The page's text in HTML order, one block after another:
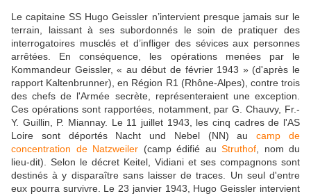
Le capitaine SS Hugo Geissler n’intervient presque jamais sur le
terrain, laissant à ses subordonnés le soin de pratiquer des
interrogatoires musclés et d’infliger des sévices aux personnes
arrêtées. En conséquence, les opérations menées par le
Kommandeur Geissler, « au début de février 1943 » (d'après le
rapport Kaltenbrunner), en Région R1 (Rhône-Alpes), contre trois
des chefs de l'Armée secrète, représenteraient une exception.
Ces opérations sont rapportées, notamment, par G. Chauvy, Fr.-
Y. Guillin, P. Miannay. Le 11 juillet 1943, les cinq cadres de l'AS
Loire sont déportés Nacht und Nebel (NN) aucamp de
concentration de Natzweiler (camp édifié au Struthof , nom du
lieu-dit). Selon le décret Keitel, Vidiani et ses compagnons sont
destinés à y disparaître sans laisser de traces. Un seul d'entre
eux pourra survivre. Le 23 janvier 1943, Hugo Geissler intervient